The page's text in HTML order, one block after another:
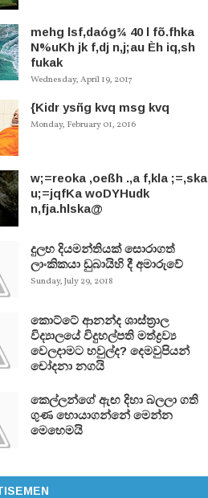
mehg lsf,daóg¾ 40 l fõ.fhka
N%uKh jk f,dj n,j;au Èh iq,sh
fukak
Wednesday, April 19, 2017
{Kidr ysñg kvq msg kvq
Monday, February 01, 2016
w;=reoka ,oeßh .,a f,kla ;=,ska
u;=jqfKa woDYHudk
n,fja.hlska@
දුලභ දියමන්තියක් සොරාගත්
ලාංකිකයා ඩුබායිහි දී අමාරුවේ
Sunday, July 29, 2018
කොට්ටේ ආනන්ද ශාස්ත‍්‍රාල
විද්‍යාලයේ විදුහල්පති මත්ද්‍රව්‍ය
වෙලදාමට හවුල්ද? දෙමවුපියන්
චෝදනා නගයි
කෙල්ලන්ගේ ඇඟ දිහා බලලා ගති
ගුණ හොයාගන්නේ මෙන්න
මෙහෙමයි